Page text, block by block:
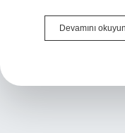
Devamını okuyun